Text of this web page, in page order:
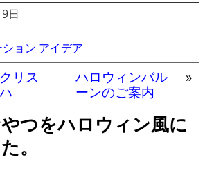
日
ョン アイデア
リス
ハロウィンバル
ーンのご案内
»
つをハロウィン風に
。